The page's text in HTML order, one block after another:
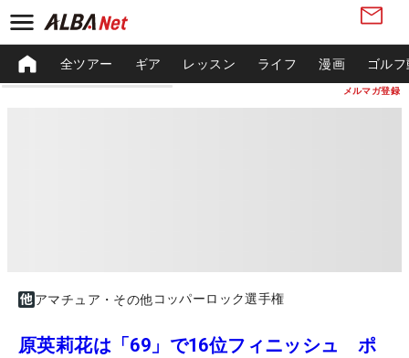
メルマガ登録
全ツアー ギア レッスン ライフ 漫画 ゴル
アマチュア・その他コッパーロック選手権
原英莉花は「69」で16位フィニッシュ ポ